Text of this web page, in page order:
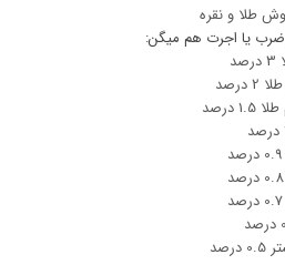
یا اجرت هم میگن: